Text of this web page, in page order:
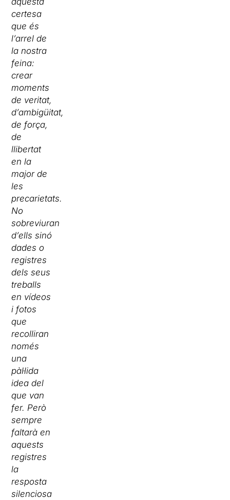
certesa
que és
l’arrel de
la nostra
feina:
crear
moments
de veritat,
d’ambigüitat,
de força,
de
llibertat
en la
major de
les
precarietats.
No
sobreviuran
d’ells sinó
dades o
registres
dels seus
treballs
en vídeos
i fotos
que
recolliran
només
una
pàl·lida
idea del
que van
fer. Però
sempre
faltarà en
aquests
registres
la
resposta
silenciosa